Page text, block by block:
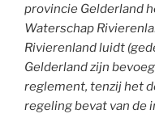
provincie Gelderland
Waterschap
Rivierenland luidt
Gelderland zijn
reglement, tenzij het
regeling bevat van de